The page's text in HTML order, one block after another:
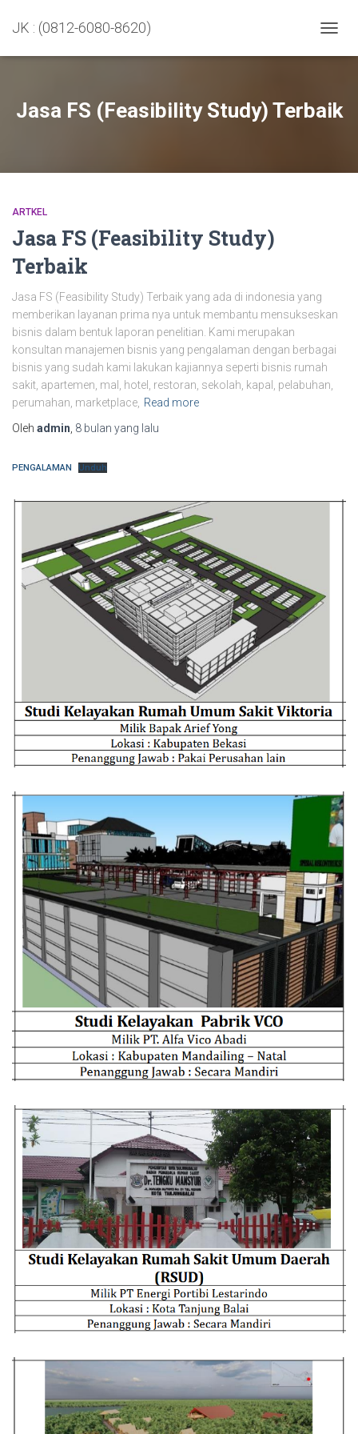
JK : (0812-6080-8620)
Jasa FS (Feasibility Study) Terbaik
ARTKEL
Jasa FS (Feasibility Study)
Terbaik
Jasa FS (Feasibility Study) Terbaik yang ada di indonesia yang
memberikan layanan prima nya untuk membantu mensukseskan
bisnis dalam bentuk laporan penelitian. Kami merupakan
konsultan manajemen bisnis yang pengalaman dengan berbagai
bisnis yang sudah kami lakukan kajiannya seperti bisnis rumah
sakit, apartemen, mal, hotel, restoran, sekolah, kapal, pelabuhan,
perumahan, marketplace, Read more
Oleh admin 8 bulan yang lalu
PENGALAMAN Unduh